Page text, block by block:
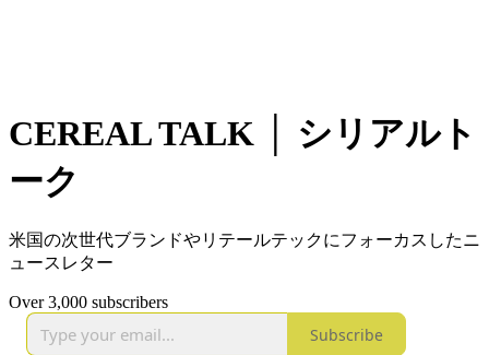
CEREAL TALK │ シリアルト
ーク
米国の次世代ブランドやリテールテックにフォーカスしたニ
ュースレター
Over 3,000 subscribers
Subscribe